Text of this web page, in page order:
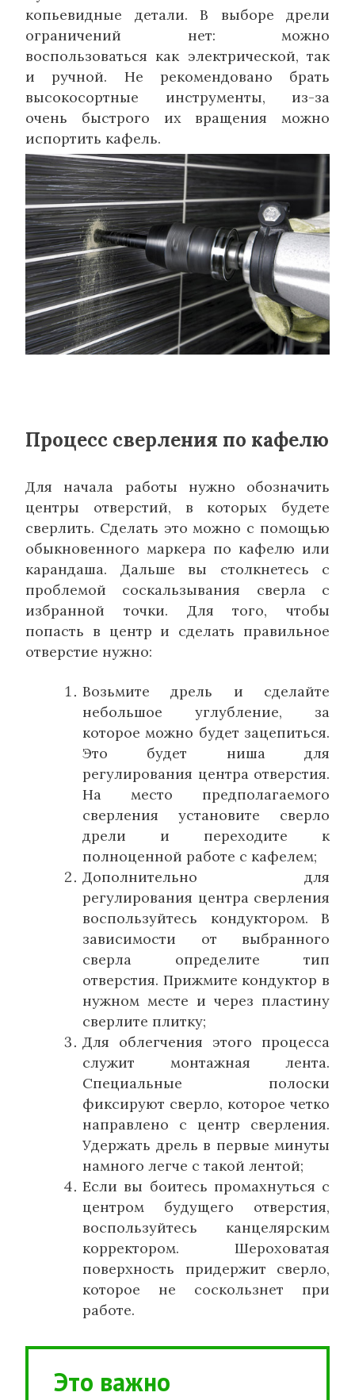
копьевидные детали. В выборе дрели
ограничений нет: можно
воспользоваться как электрической, так
и ручной. Не рекомендовано брать
высокосортные инструменты, из-за
очень быстрого их вращения можно
испортить кафель.
Процесс сверления по кафелю
Для начала работы нужно обозначить
центры отверстий, в которых будете
сверлить. Сделать это можно с помощью
обыкновенного маркера по кафелю или
карандаша. Дальше вы столкнетесь с
проблемой соскальзывания сверла с
избранной точки. Для того, чтобы
попасть в центр и сделать правильное
отверстие нужно:
Возьмите дрель и сделайте
небольшое углубление, за
которое можно будет зацепиться.
Это будет ниша для
регулирования центра отверстия.
На место предполагаемого
сверления установите сверло
дрели и переходите к
полноценной работе с кафелем;
Дополнительно для
регулирования центра сверления
воспользуйтесь кондуктором. В
зависимости от выбранного
сверла определите тип
отверстия. Прижмите кондуктор в
нужном месте и через пластину
сверлите плитку;
Для облегчения этого процесса
служит монтажная лента.
Специальные полоски
фиксируют сверло, которое четко
направлено с центр сверления.
Удержать дрель в первые минуты
намного легче с такой лентой;
Если вы боитесь промахнуться с
центром будущего отверстия,
воспользуйтесь канцелярским
корректором. Шероховатая
поверхность придержит сверло,
которое не соскользнет при
работе.
Это важно